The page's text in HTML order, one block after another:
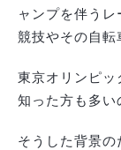
ャンプを伴う
競技やその自転
東京オリンピ
知った方も多い
そうした背景の